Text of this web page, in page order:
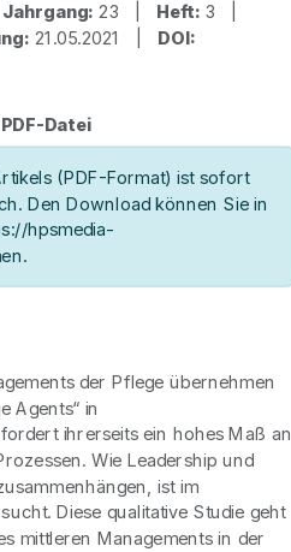
Jahrgang: 23 | Heft: 3 |
21.05.2021 | DOI:
Datei
(PDF-Format) ist sofort
Den Download können Sie in
hpsmedia-
der Pflege übernehmen
Agents“ in
ihrerseits ein hohes Maß an
Wie Leadership und
ist im
Diese qualitative Studie geht
mittleren Managements in der